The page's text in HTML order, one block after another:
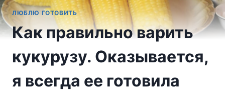
ЛЮБЛЮ ГОТОВИТЬ
Как правильно варить
кукурузу. Оказывается,
я всегда ее готовила